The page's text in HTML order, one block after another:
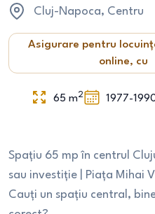
Cluj-Napoca, Centru
Asigurare pentru
online, cu
65 m2 1977-
Spațiu 65 mp în centrul
sau investiție | Piața Mihai
Cauți un spațiu central,